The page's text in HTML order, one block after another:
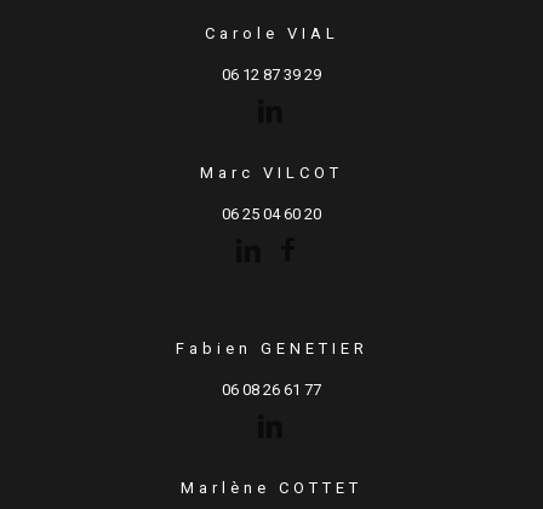
Carole VIAL
06 12 87 39 29
Marc VILCOT
06 25 04 60 20
Fabien GENETIER
06 08 26 61 77
Marlène COTTET